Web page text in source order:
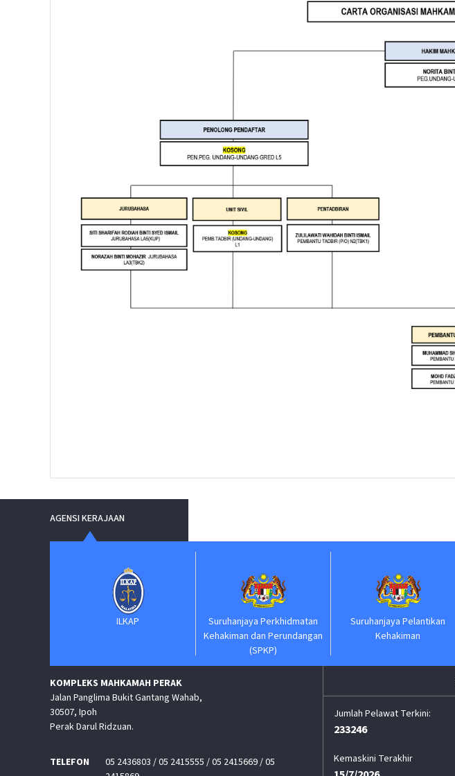
AGENSI KERAJAAN
ILKAP
Suruhanjaya Perkhidmatan
Kehakiman dan Perundangan
(SPKP)
Suruhanjaya Pelantikan
Kehakiman
KOMPLEKS MAHKAMAH PERAK
Jalan Panglima Bukit Gantang Wahab,
30507, Ipoh
Perak Darul Ridzuan.
TELEFON
05 2436803 / 05 2415555 / 05 2415669 / 05
233246
Kemaskini Terakhir